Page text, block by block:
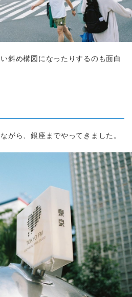
斜め構図になったりするのも面白
がら、銀座までやってきました。